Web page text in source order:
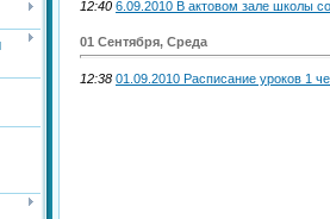
12:40 6.09.2010 В актовом зале школы
01 Сентября, Среда
12:38 01.09.2010 Расписание уроков 1